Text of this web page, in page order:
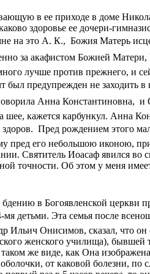
в ее приходе в доме
здоровье ее дочери-
на это А. К.,  Божия Матерь
за акафистом Божией Матери,
лучше против прежнего, и
был предупрежден не заходить
Анна Константиновна, 
кажется карбункул. Анна
 Пред рождением этого
пред его небольшою иконою,
Святитель Иоасаф явился во
точности. Об этом у меня
в Богоявленской церкви
детьми. Эта семья после
Ильич Онисимов, сказал, что
женского училища), бывшей
же виде, как Она
от каковой болезни, по